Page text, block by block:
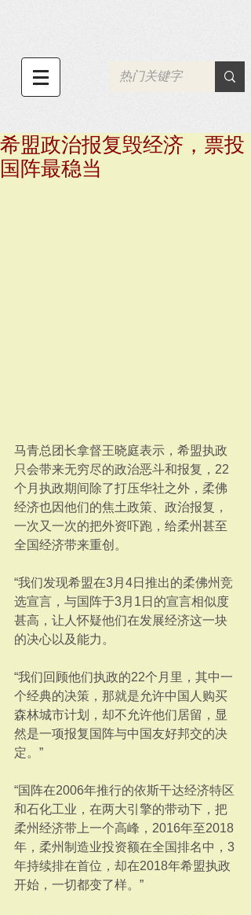
希盟政治报复毁经济，票投
国阵最稳当
马青总团长拿督王晓庭表示，希盟执政
只会带来无穷尽的政治恶斗和报复，22
个月执政期间除了打压华社之外，柔佛
经济也因他们的焦土政策、政治报复，
一次又一次的把外资吓跑，给柔州甚至
全国经济带来重创。
“我们发现希盟在3月4日推出的柔佛州竞
选宣言，与国阵于3月1日的宣言相似度
甚高，让人怀疑他们在发展经济这一块
的决心以及能力。
“我们回顾他们执政的22个月里，其中一
个经典的决策，那就是允许中国人购买
森林城市计划，却不允许他们居留，显
然是一项报复国阵与中国友好邦交的决
定。”
“国阵在2006年推行的依斯干达经济特区
和石化工业，在两大引擎的带动下，把
柔州经济带上一个高峰，2016年至2018
年，柔州制造业投资额在全国排名中，3
年持续排在首位，却在2018年希盟执政
开始，一切都变了样。”